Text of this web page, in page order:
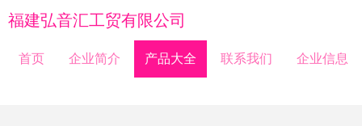
福建弘音汇工贸有限公司
首页 企业简介 产品大全 联系我们 企业信息